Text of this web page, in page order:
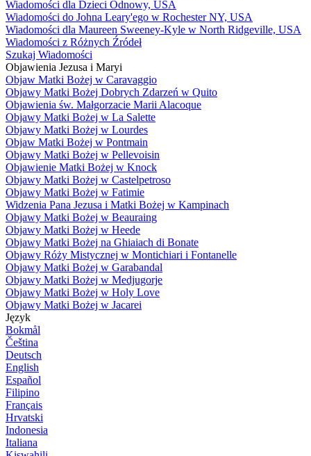
Wiadomości dla Dzieci Odnowy, USA
Wiadomości do Johna Leary'ego w Rochester NY, USA
Wiadomości dla Maureen Sweeney-Kyle w North Ridgeville, USA
Wiadomości z Różnych Źródeł
Szukaj Wiadomości
Objawienia Jezusa i Maryi
Objaw Matki Bożej w Caravaggio
Objawy Matki Bożej Dobrych Zdarzeń w Quito
Objawienia św. Małgorzacie Marii Alacoque
Objawy Matki Bożej w La Salette
Objawy Matki Bożej w Lourdes
Objaw Matki Bożej w Pontmain
Objawy Matki Bożej w Pellevoisin
Objawienie Matki Bożej w Knock
Objawy Matki Bożej w Castelpetroso
Objawy Matki Bożej w Fatimie
Widzenia Pana Jezusa i Matki Bożej w Kampinach
Objawy Matki Bożej w Beauraing
Objawy Matki Bożej w Heede
Objawy Matki Bożej na Ghiaiach di Bonate
Objawy Róży Mistycznej w Montichiari i Fontanelle
Objawy Matki Bożej w Garabandal
Objawy Matki Bożej w Medjugorje
Objawy Matki Bożej w Holy Love
Objawy Matki Bożej w Jacarei
Język
Bokmål
Čeština
Deutsch
English
Español
Filipino
Français
Hrvatski
Indonesia
Italiana